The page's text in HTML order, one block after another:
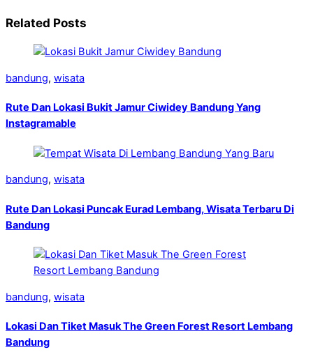
Related Posts
bandung, wisata
Rute Dan Lokasi Bukit Jamur Ciwidey Bandung Yang
Instagramable
bandung, wisata
Rute Dan Lokasi Puncak Eurad Lembang, Wisata Terbaru Di
Bandung
bandung, wisata
Lokasi Dan Tiket Masuk The Green Forest Resort Lembang
Bandung